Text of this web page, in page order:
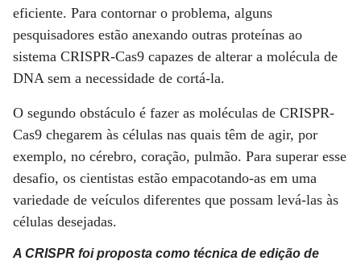
eficiente. Para contornar o problema, alguns
pesquisadores estão anexando outras proteínas ao
sistema CRISPR-Cas9 capazes de alterar a molécula de
DNA sem a necessidade de cortá-la.
O segundo obstáculo é fazer as moléculas de CRISPR-
Cas9 chegarem às células nas quais têm de agir, por
exemplo, no cérebro, coração, pulmão. Para superar esse
desafio, os cientistas estão empacotando-as em uma
variedade de veículos diferentes que possam levá-las às
células desejadas.
A CRISPR foi proposta como técnica de edição de